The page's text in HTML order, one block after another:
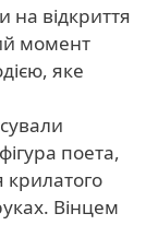
на відкриття
момент
яке
поета,
Вінцем